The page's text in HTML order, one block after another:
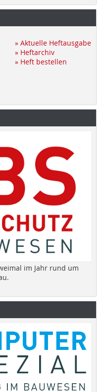
» Aktuelle Heftausgabe
» Heftarchiv
» Heft bestellen
im Jahr rund um